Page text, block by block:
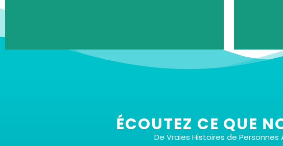
3 Types de Séances Uniques
Plongez-vous dans une
ÉCOUTEZ CE QUE
De Vraies Histoires de